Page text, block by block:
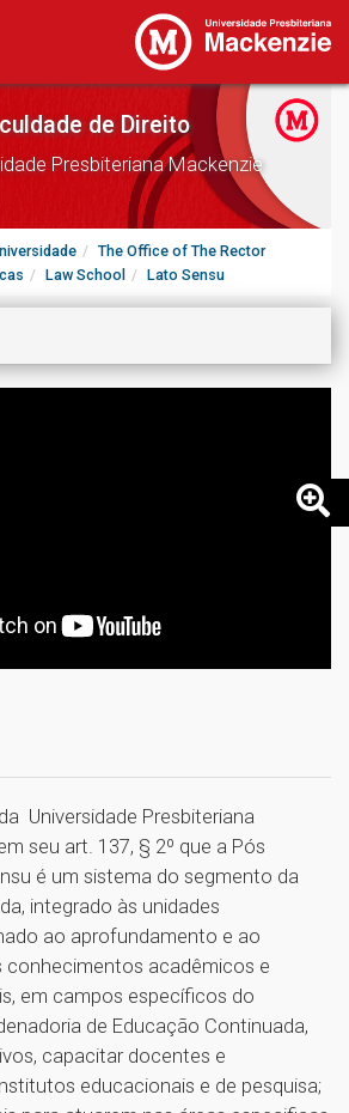
de Direito
Presbiteriana Mackenzie
The Office of The Rector
Law School Lato Sensu
Universidade Presbiteriana
seu art. 137, § 2º que a Pós
é um sistema do segmento da
integrado às unidades
ao aprofundamento e ao
conhecimentos acadêmicos e
em campos específicos do
de Educação Continuada,
capacitar docentes e
educacionais e de pesquisa;